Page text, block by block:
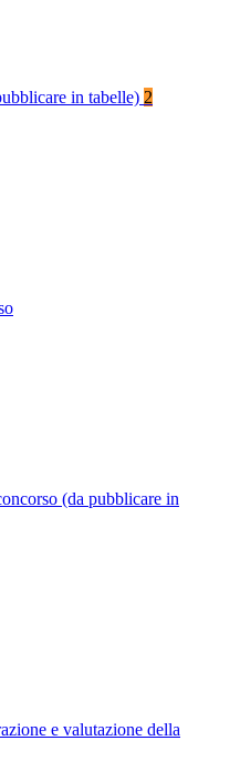
in tabelle) 2
(da pubblicare in
e valutazione della